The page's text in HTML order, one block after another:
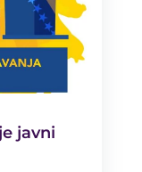
javni